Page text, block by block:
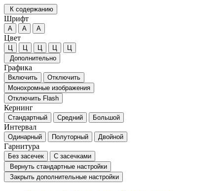
К содержанию
Шрифт
А А А
Цвет
Ц Ц Ц Ц
Ц
Дополнительно
Графика
Включить
Отключить
Монохромные изображения
Отключить Flash
Кернинг
Стандартный Средний Большой
Интервал
Одинарный Полуторный Двойной
Гарнитура
Без засечек
С засечками
Вернуть стандартные настройки
Закрыть дополнительные настройки